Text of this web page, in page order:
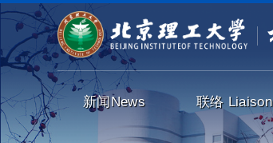
新闻News 联络 Liaison